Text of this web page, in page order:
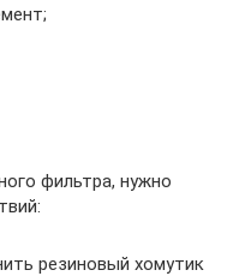
фильтра, нужно
резиновый хомутик